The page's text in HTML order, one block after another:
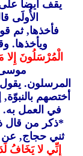
يقف أيضا
الأُولَى
فأخذها, ثم
ويأخذها.
الْمُرْسَلُونَ
موسى
المرسلون.
أختصهم
في العمل به.
*ذكر من قال
ثني حجاج, عن
إِنِّي لا يَخَافُ